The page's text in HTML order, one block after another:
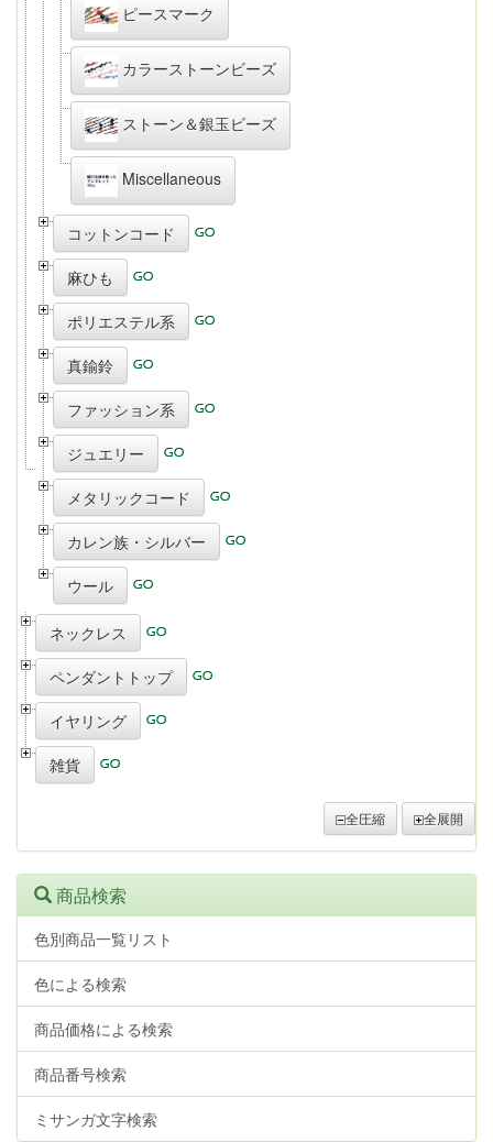
ピースマーク
カラーストーンビーズ
ストーン＆銀玉ビーズ
Miscellaneous
コットンコード
麻ひも
ポリエステル系
真鍮鈴
ファッション系
ジュエリー
メタリックコード
カレン族・シルバー
ウール
ネックレス
ペンダントトップ
イヤリング
雑貨
全圧縮 全展開
商品検索
色別商品一覧リスト
色による検索
商品価格による検索
商品番号検索
ミサンガ文字検索